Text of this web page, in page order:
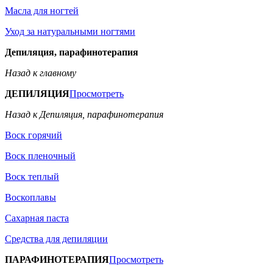
Масла для ногтей
Уход за натуральными ногтями
Депиляция, парафинотерапия
Назад к главному
ДЕПИЛЯЦИЯПросмотреть
Назад к Депиляция, парафинотерапия
Воск горячий
Воск пленочный
Воск теплый
Воскоплавы
Сахарная паста
Средства для депиляции
ПАРАФИНОТЕРАПИЯПросмотреть